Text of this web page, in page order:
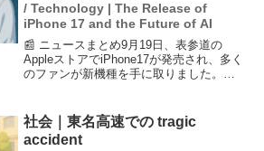
/ Technology | The Release of
iPhone 17 and the Future of AI
📰 ニュースまとめ9月19日、表参道の
AppleストアでiPhone17が発売され、多く
のファンが新機種を手に取りました。
良い影響があると語りました。新しいiP...
社会｜東名高速での tragic
accident